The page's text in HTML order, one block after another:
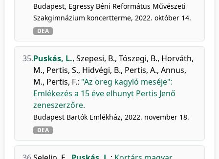
Budapest, Egressy Béni Református Művészeti
Szakgimnázium koncertterme, 2022. október 14.
DEA
35.Puskás, L., Szepesi, B., Tószegi, B., Horváth,
M., Pertis, S., Hidvégi, B., Pertis, A., Annus,
M., Pertis, F.: "Az öreg kagyló meséje":
Emlékezés a 15 éve elhunyt Pertis Jenő
zeneszerzőre.
Budapest Bartók Emlékház, 2022. november 18.
DEA